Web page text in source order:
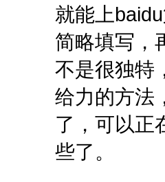
就能上
简略填写，
不是很独特
给力的方法
了，可以正
些了。